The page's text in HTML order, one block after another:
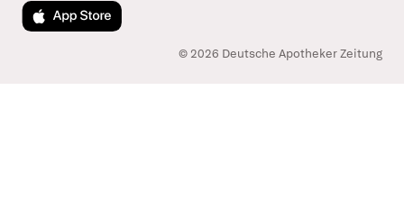
Laden im App Store
© 2026 Deutsche Apotheker Zeitung